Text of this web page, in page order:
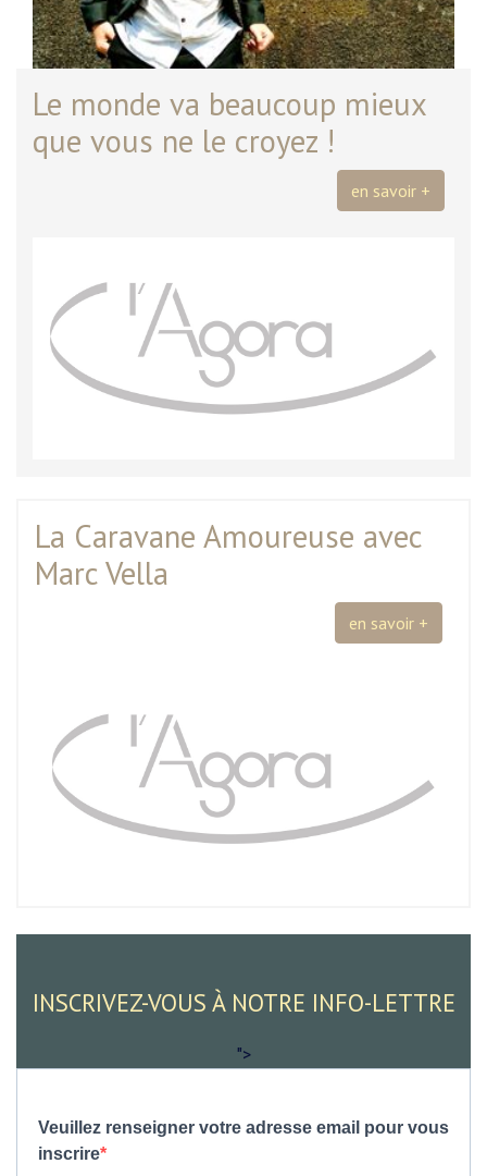
Le monde va beaucoup mieux
que vous ne le croyez !
en savoir +
La Caravane Amoureuse avec
Marc Vella
en savoir +
INSCRIVEZ-VOUS À NOTRE INFO-LETTRE
">
Veuillez renseigner votre adresse email pour vous
inscrire